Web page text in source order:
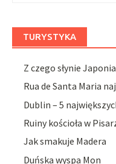
TURYSTYKA
Z czego słynie
Rua de Santa Maria
Dublin – 5
Ruiny kościoła w
Jak smakuje Madera
Duńska wyspa Mon